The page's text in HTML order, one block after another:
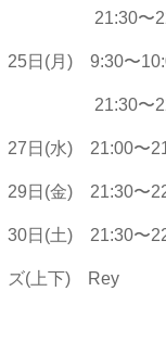
21:30〜
25日(月) 9:30〜
21:30〜22:00
27日(水) 21:00〜
29日(金) 21:30〜
30日(土) 21:30〜
ズ(上下) Rey